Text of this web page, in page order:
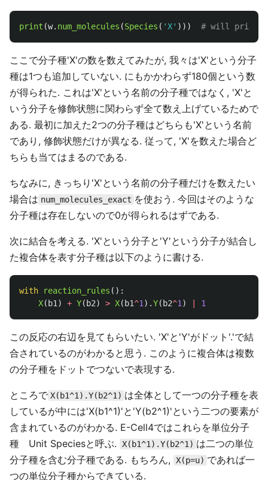
print (w. num_molecules (Species ( ' X' )))
ここで分子種'X'の数を数えてみたが, 我々は'X'という分子
種は1つも追加していない. にもかかわらず180個という数
が得られた. これは'X'という名前の分子種ではなく, 'X'と
いう分子を修飾状態に関わらず全て数え上げているためで
ある. 最初に加えた2つの分子種はどちらも'X'という名前
であり, 修飾状態だけが異なる. 従って, 'X'を数えた場合ど
ちらも当てはまるのである.
ちなみに, きっちり'X'という名前の分子種だけを数えたい
場合は num_molecules_exact を使おう. 今回はそのような
分子種は存在しないので0が得られるはずである.
次に結合を考える. 'X'という分子と'Y'という分子が結合し
た複合体を表す分子種は以下のように書ける.
with reaction_rules ():
X( b1 ) + Y( b2) > X( b1^1 ).Y( b2^1 ) 1
この反応の右辺を見てもらいたい. 'X'と'Y'がドット'.'で結
合されているのがわかると思う. このように複合体は複数
の分子種をドットでつないで表現する.
ところで X(b1^1).Y(b2^1) は全体として一つの分子種を表
しているが中には'X(b1^1)'と'Y(b2^1)'という二つの要素が
含まれているのがわかる. E-Cell4ではこれらを単位分子
種 Unit Speciesと呼ぶ.
X(b1^1).Y(b2^1) は二つの単位
分子種を含む分子種である. もちろん,
X(p=u) であれば一
つの単位分子種からできている.